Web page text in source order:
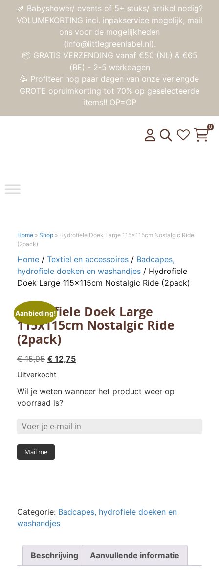
🎉 Babyshower/ events of 5+ stuks/ artikel nodig?
VOLUMEKORTING incl. inpakservice mogelijk, mail
ons voor de mogelijkheden
(info@littlegreenlabel.nl).
📦 GRATIS VERZENDING vanaf €50 (NL) & €65
(BE) - 2-5 werkdagen
🥳 Profiteer nog paar dagen van onze verlengde
GROTE opruimkorting tot 70% op geselecteerde
items!! OP=OP
Toggle
0
Home » Shop » Hydrofiele Doek Large 115x115cm Nostalgic Ride
(2pack)
Home / Textiel en accessoires / Badcapes,
hydrofiele doeken en washandjes / Hydrofiele
Doek Large 115x115cm Nostalgic Ride (2pack)
Aanbieding!
Hydrofiele Doek Large
115x115cm Nostalgic Ride
(2pack)
€15,95 Oorspronkelijke
prijs
€ 15,95.
€ 12,75Huidige
€ 12,75.
Uitverkocht
Wil je weten wanneer het product weer op
voorraad is?
Mail me
Categorie: Badcapes, hydrofiele doeken en
washandjes
Beschrijving Aanvullende informatie